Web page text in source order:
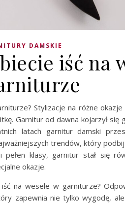
DAMSKIE
iść na
Stylizacje na różne
Garnitur od dawna kojarzył się
latach garnitur damski
trendów, który
pełen klasy, garnitur stał się
okazje.
na wesele w garniturze?
zapewnia nie tylko wygodę,